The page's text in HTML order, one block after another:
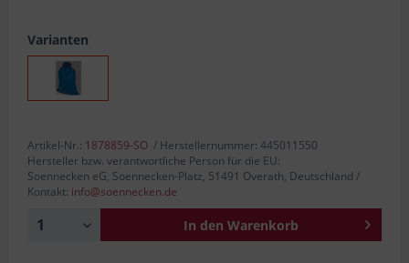
Varianten
Artikel-Nr.: 1878859-SO / Herstellernummer: 445011550
Hersteller bzw. verantwortliche Person für die EU:
Soennecken eG, Soennecken-Platz, 51491 Overath, Deutschland /
Kontakt: info@soennecken.de
In den Warenkorb